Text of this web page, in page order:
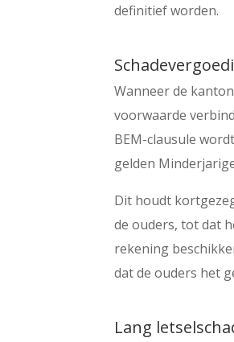
definitief worden.
Wanneer de
voorwaarde
BEM-clausule
gelden
Dit houdt
de ouders, tot dat
rekening
dat de ouders het
Lang